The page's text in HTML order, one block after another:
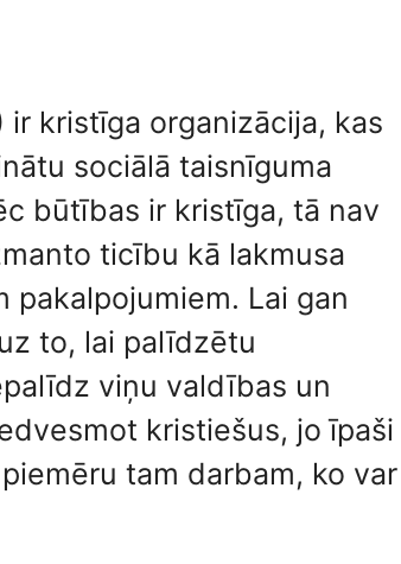
kristīga organizācija, kas
sociālā taisnīguma
būtības ir kristīga, tā nav
ticību kā lakmusa
Lai gan
to, lai palīdzētu
viņu valdības un
kristiešus, jo īpaši
tam darbam, ko var